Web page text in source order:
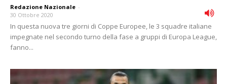
Redazione Nazionale -
30 Ottobre 2020
In questa nuova tre giorni di Coppe Europee, le 3 squadre italiane
impegnate nel secondo turno della fase a gruppi di Europa League,
fanno...